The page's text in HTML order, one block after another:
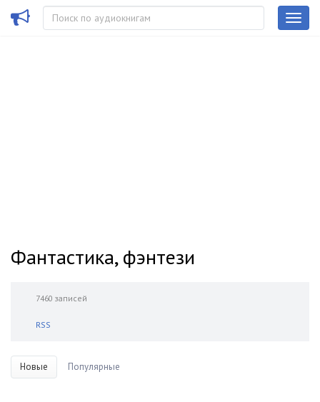
Фантастика, фэнтези
7460 записей
RSS
Новые Популярные